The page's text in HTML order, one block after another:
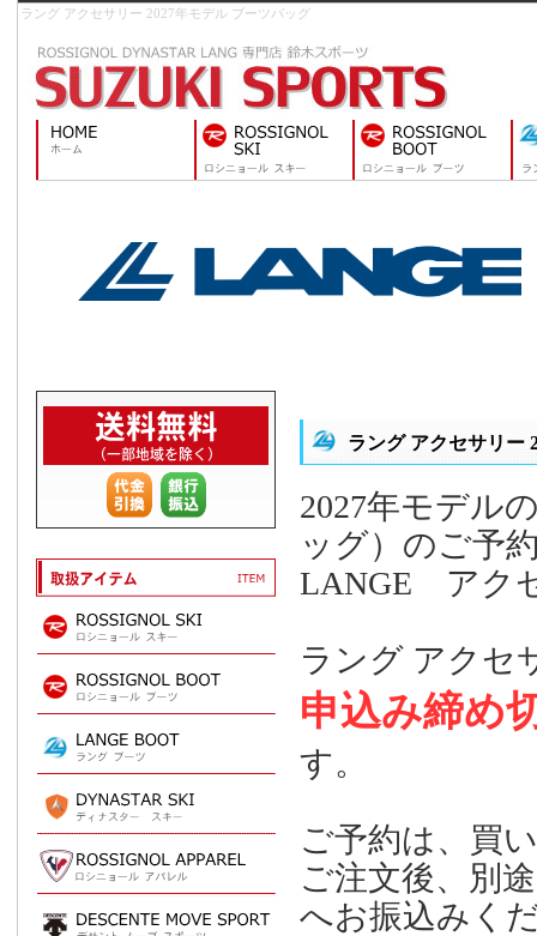
ラング アクセサリー 2027年モデル ブーツバッグ
ラング アクセサリー
2027年モデル
ッグ）のご予
LANGE アク
ラング アクセ
申込み締め
す。
ご予約は、買
ご注文後、別
へお振込みく